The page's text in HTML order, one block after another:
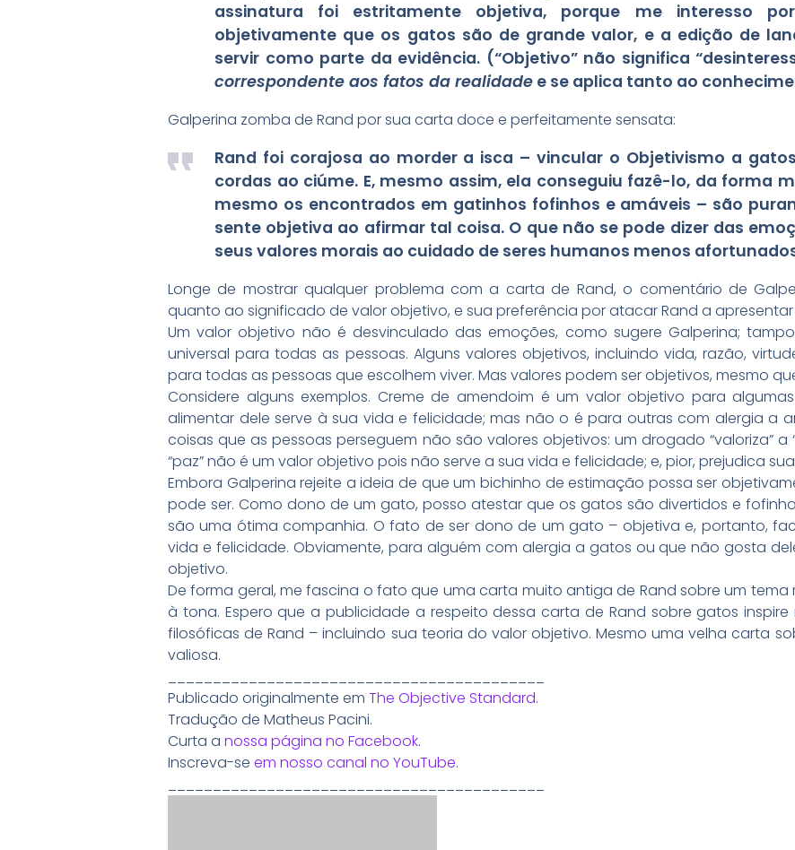
assinatura foi estritamente objetiva, porque me interesso
objetivamente que os gatos são de grande valor, e a edição de
servir como parte da evidência. (“Objetivo” não significa
correspondente aos fatos da realidade e se aplica tanto ao
Galperina zomba de Rand por sua carta doce e perfeitamente sensata:
Rand foi corajosa ao morder a isca – vincular o Objetivismo a
cordas ao ciúme. E, mesmo assim, ela conseguiu fazê-lo, da forma
mesmo os encontrados em gatinhos fofinhos e amáveis – são
sente objetiva ao afirmar tal coisa. O que não se pode dizer das
seus valores morais ao cuidado de seres humanos menos
Longe de mostrar qualquer problema com a carta de Rand, o comentário de
quanto ao significado de valor objetivo, e sua preferência por atacar Rand a
Um valor objetivo não é desvinculado das emoções, como sugere Galperina;
universal para todas as pessoas. Alguns valores objetivos, incluindo vida, razão,
para todas as pessoas que escolhem viver. Mas valores podem ser objetivos, mesmo
Considere alguns exemplos. Creme de amendoim é um valor objetivo para
alimentar dele serve à sua vida e felicidade; mas não o é para outras com alergia a
coisas que as pessoas perseguem não são valores objetivos: um drogado “valoriza” a
“paz” não é um valor objetivo pois não serve a sua vida e felicidade; e, pior, prejudica
Embora Galperina rejeite a ideia de que um bichinho de estimação possa ser
pode ser. Como dono de um gato, posso atestar que os gatos são divertidos e
são uma ótima companhia. O fato de ser dono de um gato – objetiva e, portanto,
vida e felicidade. Obviamente, para alguém com alergia a gatos ou que não gosta
objetivo.
De forma geral, me fascina o fato que uma carta muito antiga de Rand sobre um
à tona. Espero que a publicidade a respeito dessa carta de Rand sobre gatos inspire
filosóficas de Rand – incluindo sua teoria do valor objetivo. Mesmo uma velha carta
valiosa.
Publicado originalmente em The Objective Standard.
Tradução de Matheus Pacini.
Curta a nossa página no Facebook.
Inscreva-se em nosso canal no YouTube.